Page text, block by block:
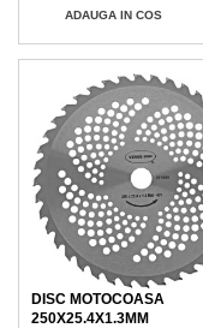
ADAUGA IN COS
DISC MOTOCOASA
250X25.4X1.3MM